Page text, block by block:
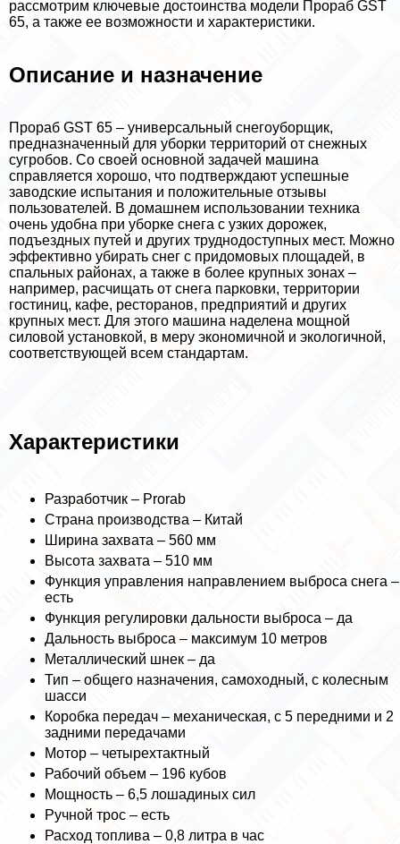
рассмотрим ключевые достоинства модели Прораб GST
65, а также ее возможности и хаpaктеристики.
Описание и назначение
Прораб GST 65 – универсальный снегоуборщик,
предназначенный для уборки территорий от снежных
сугробов. Со своей основной задачей машина
справляется хорошо, что подтверждают успешные
заводские испытания и положительные отзывы
пользователей. В домашнем использовании техника
очень удобна при уборке снега с узких дорожек,
подъездных путей и других труднодоступных мест. Можно
эффективно убирать снег с придомовых площадей, в
спальных районах, а также в более крупных зонах –
например, расчищать от снега парковки, территории
гостиниц, кафе, ресторанов, предприятий и других
крупных мест. Для этого машина наделена мощной
силовой установкой, в меру экономичной и экологичной,
соответствующей всем стандартам.
Хаpaктеристики
Разработчик – Prorab
Страна производства – Китай
Ширина захвата – 560 мм
Высота захвата – 510 мм
Функция управления направлением выброса снега –
есть
Функция регулировки дальности выброса – да
Дальность выброса – максимум 10 метров
Металлический шнек – да
Тип – общего назначения, самоходный, с колесным
шасси
Коробка передач – механическая, с 5 передними и 2
задними передачами
Мотор – четырехтактный
Рабочий объем – 196 кубов
Мощность – 6,5 лошадиных сил
Ручной трос – есть
Расход топлива – 0,8 литра в час